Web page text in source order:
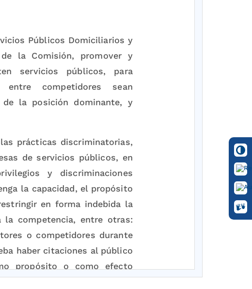
Públicos Domiciliarios y
la Comisión, promover y
servicios públicos, para
entre competidores sean
de la posición dominante, y
prácticas discriminatorias,
de servicios públicos, en
y discriminaciones
la capacidad, el propósito
en forma indebida la
la competencia, entre otras:
o competidores durante
haber citaciones al público
propósito o como efecto